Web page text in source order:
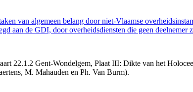
van algemeen belang door niet-Vlaamse
aan de GDI, door overheidsdiensten die geen
22.1.2 Gent-Wondelgem, Plaat III: Dikte van het
M. Mahauden en Ph. Van Burm).